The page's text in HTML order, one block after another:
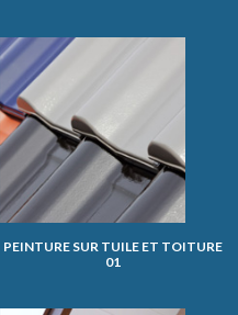
PEINTURE SUR TUILE ET TOITURE
01